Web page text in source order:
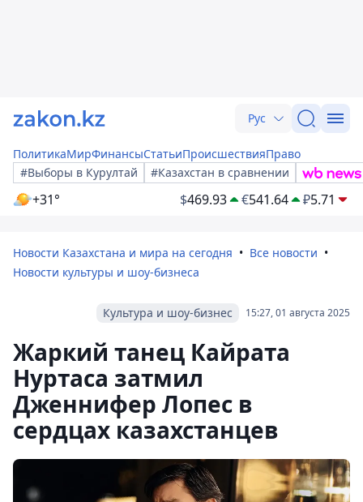
Рус
ПолитикаМирФинансыСтатьиПроисшествияПраво
#Выборы в Курултай
#Казахстан в сравнении
+31° $469.93 €541.64 ₽5.71
Новости Казахстана и мира на сегодня
Все новости
Новости культуры и шоу-бизнеса
15:27, 01 августа 2025
Культура и шоу-бизнес
Жаркий танец Кайрата
Нуртаса затмил
Дженнифер Лопес в
сердцах казахстанцев